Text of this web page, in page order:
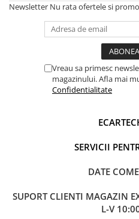
Navigatii Iveco
Navigatie universala
CarPlay&Android Auto
Newsletter Nu rata ofertele si
Vreau sa primesc
magazinului. Afla mai
Confidentialitate
SERVICII
DATE
SUPORT CLIENTI MAGAZIN
L-V